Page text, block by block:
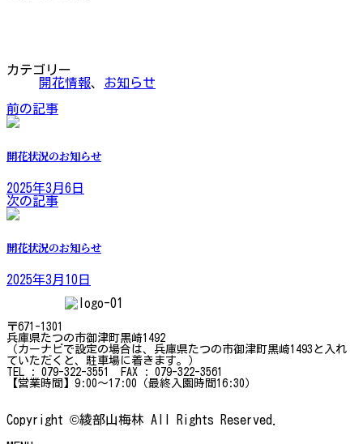
カテゴリー
開花情報、
お知らせ
前の記事
開花状況のお知らせ
2025年3月6日
次の記事
開花状況のお知らせ
2025年3月10日
〒671-1301
兵庫県たつの市御津町黒崎1492
（カーナビで設定の場合は、兵庫県たつの市御津町黒崎1493と入れ
ていただくと、駐車場に着きます。）
TEL : 079-322-3551 FAX : 079-322-3561
【営業時間】9:00～17:00（最終入園時間16:30）
Copyright ©綾部山梅林 All Rights Reserved.